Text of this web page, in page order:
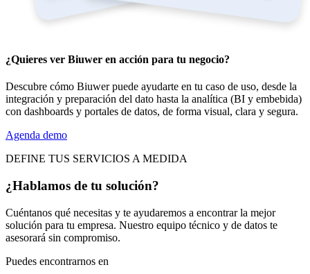
¿Quieres ver Biuwer en acción para tu negocio?
Descubre cómo Biuwer puede ayudarte en tu caso de uso, desde la
integración y preparación del dato hasta la analítica (BI y embebida)
con dashboards y portales de datos, de forma visual, clara y segura.
Agenda demo
DEFINE TUS SERVICIOS A MEDIDA
¿Hablamos de tu solución?
Cuéntanos qué necesitas y te ayudaremos a encontrar la mejor
solución para tu empresa. Nuestro equipo técnico y de datos te
asesorará sin compromiso.
Puedes encontrarnos en